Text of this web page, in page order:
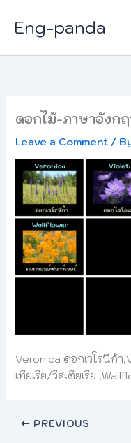
content
Eng-panda
ดอกไม้-ภาษาอังก
Leave a Comment /
Veronica ดอกเวโรนีก้า
เทียเรีย/วีสเตียเรีย
PREVIOUS